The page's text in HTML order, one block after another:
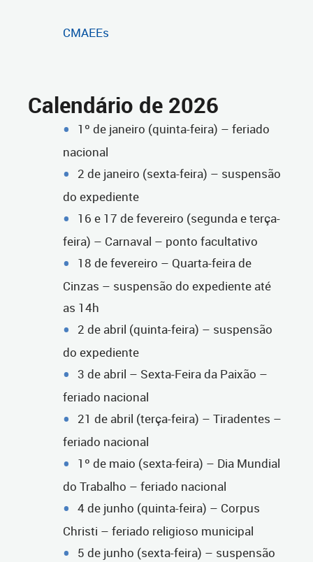
CMAEEs
Calendário de 2026
1º de janeiro (quinta-feira) – feriado
nacional
2 de janeiro (sexta-feira) – suspensão
do expediente
16 e 17 de fevereiro (segunda e terça-
feira) – Carnaval – ponto facultativo
18 de fevereiro – Quarta-feira de
Cinzas – suspensão do expediente até
as 14h
2 de abril (quinta-feira) – suspensão
do expediente
3 de abril – Sexta-Feira da Paixão –
feriado nacional
21 de abril (terça-feira) – Tiradentes –
feriado nacional
1º de maio (sexta-feira) – Dia Mundial
do Trabalho – feriado nacional
4 de junho (quinta-feira) – Corpus
Christi – feriado religioso municipal
5 de junho (sexta-feira) – suspensão